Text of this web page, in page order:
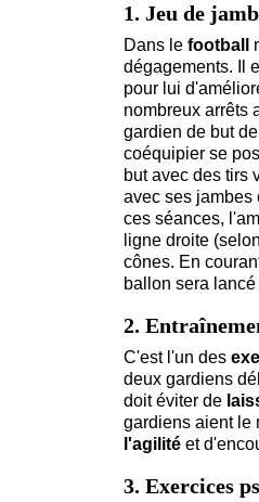
1. Jeu de
Dans le football
dégagements. Il
pour lui
nombreux arrêts
gardien de but
coéquipier se
but avec des tirs
avec ses jambes
ces séances,
ligne droite
cônes. En
ballon sera
2.
C'est l'un des
deux gardiens
doit éviter de
gardiens aient le
l'agilité et
3. Exercices